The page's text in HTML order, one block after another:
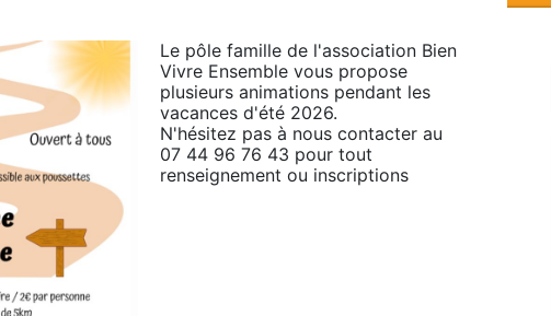
Le pôle famille de l'association Bien
Vivre Ensemble vous propose
plusieurs animations pendant les
vacances d'été 2026.
N'hésitez pas à nous contacter au
07 44 96 76 43 pour tout
renseignement ou inscriptions